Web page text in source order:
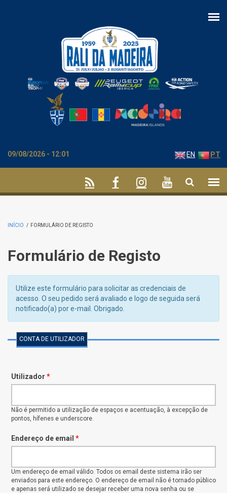
09/08/2026 - 12:01 EN PT
INÍCIO / FORMULÁRIO DE REGISTO
Formulário de Registo
Utilize este formulário para solicitar as credenciais de
acesso. O seu pedido será avaliado e logo de seguida será
notificado(a) por e-mail. Obrigado.
CONTA DE UTILIZADOR
Utilizador *
Não é permitido a utilização de espaços e acentuação, à excepção de
pontos, hífenes e underscore.
Endereço de email *
Um endereço de email válido. Todos os email deste sistema irão ser
enviados para este endereço. O endereço de email não é tornado público
e apenas será utilizado se desejar receber uma nova senha ou se